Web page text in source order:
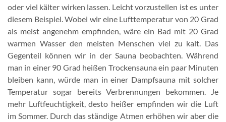
oder viel kälter wirken lassen. Leicht vorzustellen ist es unter
diesem Beispiel. Wobei wir eine Lufttemperatur von 20 Grad
als meist angenehm empfinden, wäre ein Bad mit 20 Grad
warmen Wasser den meisten Menschen viel zu kalt. Das
Gegenteil können wir in der Sauna beobachten. Während
man in einer 90 Grad heißen Trockensauna ein paar Minuten
bleiben kann, würde man in einer Dampfsauna mit solcher
Temperatur sogar bereits Verbrennungen bekommen. Je
mehr Luftfeuchtigkeit, desto heißer empfinden wir die Luft
im Sommer. Durch das ständige Atmen erhöhen wir aber die